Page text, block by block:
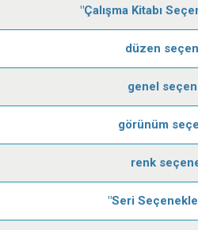
"Çalışma Kitabı
düzen
genel
görünüm
renk
"Seri